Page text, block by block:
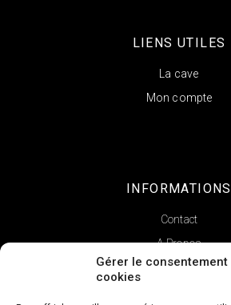
Gérer le consentement
cookies
LIENS UTILES
La cave
Mon compte
INFORMATIONS
Contact
A Propos